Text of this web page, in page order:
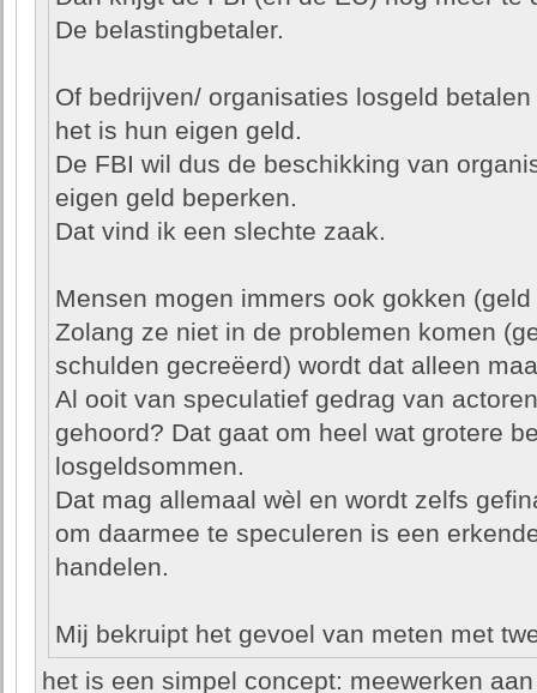
De belastingbetaler.
Of bedrijven/ organisaties losgeld
het is hun eigen geld.
De FBI wil dus de beschikking van
eigen geld beperken.
Dat vind ik een slechte zaak.
Mensen mogen immers ook gokken
Zolang ze niet in de problemen komen
schulden gecreëerd) wordt dat alleen
Al ooit van speculatief gedrag van
gehoord? Dat gaat om heel wat grotere
losgeldsommen.
Dat mag allemaal wèl en wordt zelfs
om daarmee te speculeren is een
handelen.
Mij bekruipt het gevoel van meten met
het is een simpel concept: meewerken